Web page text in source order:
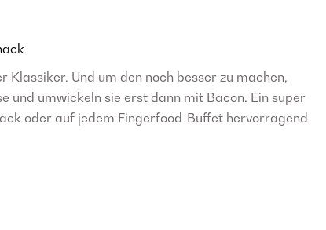
Und um den noch besser zu machen,
und umwickeln sie erst dann mit Bacon. Ein super
oder auf jedem Fingerfood-Buffet hervorragend